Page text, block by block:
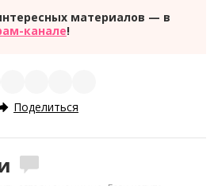
материалов — в
канале!
Поделиться